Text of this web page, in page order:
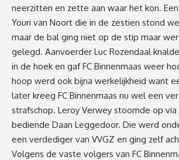
neerzitten en zette aan waar het kon.
Youri van Noort die in de zestien stond
maar de bal ging niet op de stip maar
gelegd. Aanvoerder Luc Rozendaal
in de hoek en gaf FC Binnenmaas weer
hoop werd ook bijna werkelijkheid want
later kreeg FC Binnenmaas nu wel een
strafschop. Leroy Verwey stoomde op
bediende Daan Leggedoor. Die werd
een verdediger van VVGZ en ging zelf
Volgens de vaste volgers van FC